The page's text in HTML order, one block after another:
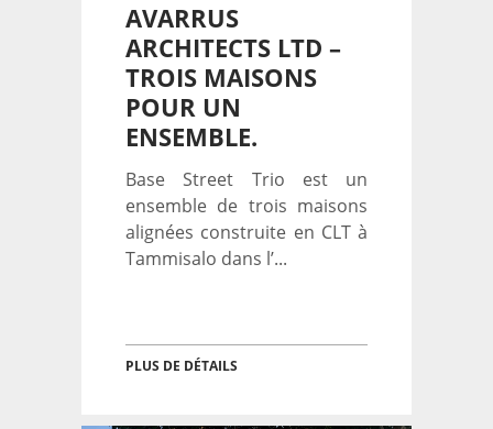
AVARRUS
ARCHITECTS LTD –
TROIS MAISONS
POUR UN
ENSEMBLE.
Base Street Trio est un
ensemble de trois maisons
alignées construite en CLT à
Tammisalo dans l’...
PLUS DE DÉTAILS